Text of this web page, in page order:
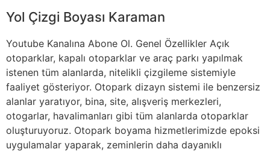
Yol Çizgi Boyası Karaman
Youtube Kanalına Abone Ol. Genel Özellikler Açık
otoparklar, kapalı otoparklar ve araç parkı yapılmak
istenen tüm alanlarda, nitelikli çizgileme sistemiyle
faaliyet gösteriyor. Otopark dizayn sistemi ile benzersiz
alanlar yaratıyor, bina, site, alışveriş merkezleri,
otogarlar, havalimanları gibi tüm alanlarda otoparklar
oluşturuyoruz. Otopark boyama hizmetlerimizde epoksi
uygulamalar yaparak, zeminlerin daha dayanıklı